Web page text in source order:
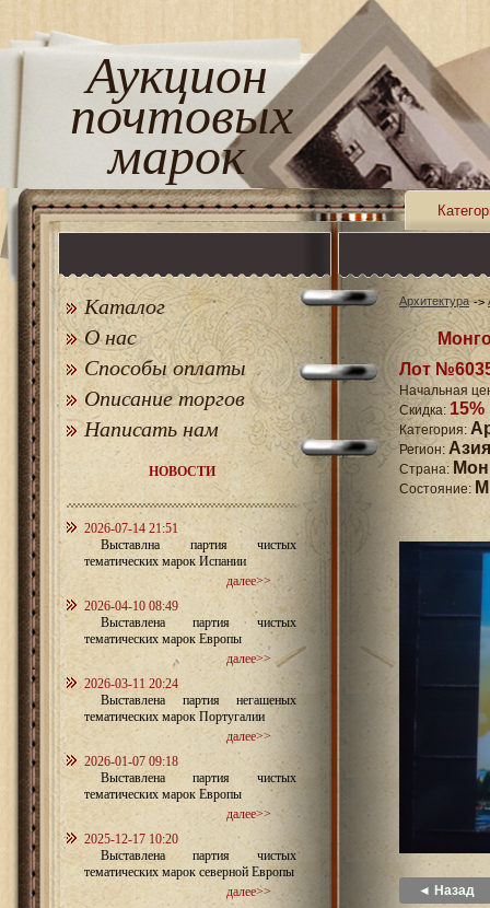
Аукцион
почтовых
марок
Каталог
О нас
Способы оплаты
Описание торгов
Написать нам
НОВОСТИ
2026-07-14 21:51
Выставлна партия чистых
тематических марок Испании
далее>>
2026-04-10 08:49
Выставлена партия чистых
тематических марок Европы
далее>>
2026-03-11 20:24
Выставлена партия негашеных
тематических марок Португалии
далее>>
2026-01-07 09:18
Выставлена партия чистых
тематических марок Европы
далее>>
2025-12-17 10:20
Выставлена партия чистых
тематических марок северной Европы
далее>>
Архитектура
Лот
Начальная
Скидка: 15%
Категория:
Регион: Азия
Страна:
Состояние:
◄ Назад